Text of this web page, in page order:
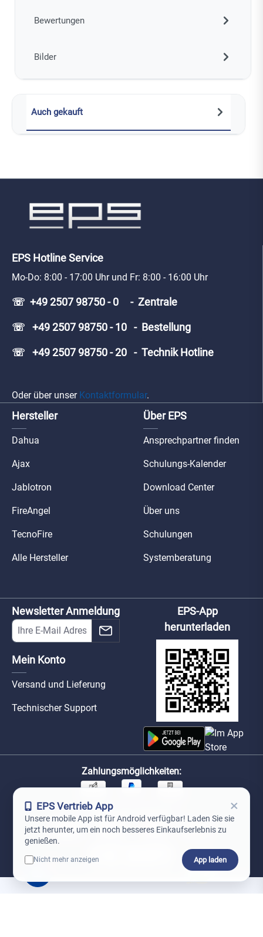
Bewertungen
Bilder
Auch gekauft
EPS Hotline Service
Mo-Do: 8:00 - 17:00 Uhr und Fr: 8:00 - 16:00 Uhr
☏ +49 2507 98750 - 0 - Zentrale
☏ +49 2507 98750 - 10 - Bestellung
☏ +49 2507 98750 - 20 - Technik Hotline
Oder über unser Kontaktformular.
Hersteller
Dahua
Ajax
Jablotron
FireAngel
TecnoFire
Alle Hersteller
Über EPS
Ansprechpartner finden
Schulungs-Kalender
Download Center
Über uns
Schulungen
Systemberatung
Newsletter Anmeldung
Mein Konto
Versand und Lieferung
Technischer Support
EPS-App
herunterladen
Zahlungsmöglichkeiten:
Unsere Versandpartner:
EPS Vertrieb App ×
Unsere mobile App ist für Android verfügbar! Laden Sie sie
jetzt herunter, um ein noch besseres Einkaufserlebnis zu
genießen.
Nicht mehr anzeigen App laden